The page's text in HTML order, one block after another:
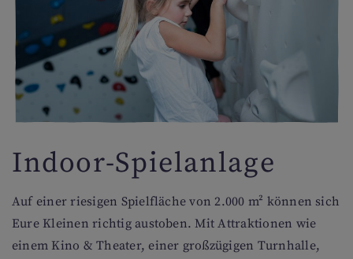
Indoor-Spielanlage
Auf einer riesigen Spielfläche von 2.000 m² können sich
Eure Kleinen richtig austoben. Mit Attraktionen wie
einem Kino & Theater, einer großzügigen Turnhalle,